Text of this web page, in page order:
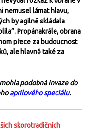
nemusel lámat hlavu,
by agilně skládala
Propánakrále, obrana
přece za budoucnost
ale hlavně také za
podobná invaze do
aprílového speciálu.
skorotradičních